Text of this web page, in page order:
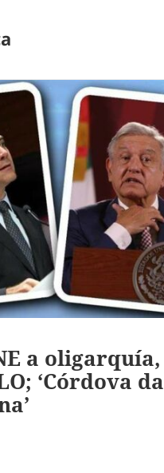
a oligarquía,
‘Córdova da